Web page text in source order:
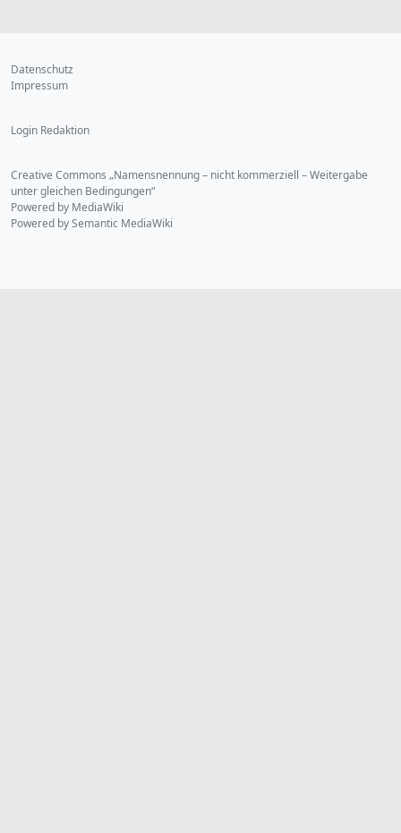
Datenschutz
Impressum
Login Redaktion
Creative Commons „Namensnennung – nicht kommerziell – Weitergabe
unter gleichen Bedingungen“
Powered by MediaWiki
Powered by Semantic MediaWiki